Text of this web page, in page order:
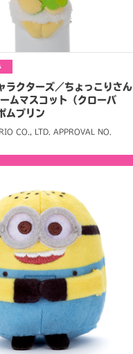
ラクターズ／ちょっこりさん
ムマスコット（クローバ
ムプリン
CO., LTD. APPROVAL NO.